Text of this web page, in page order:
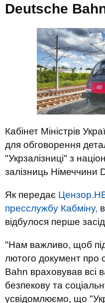
Deutsche
Кабінет Міністрів
для обговорення
"Укрзалізниці" з
залізниць Німеччини
Як передає
пресслужбу Кабміну,
відбулося перше
"Нам важливо, щоб
лютого документ про
Bahn враховував всі
безпекову та
усвідомлюємо, що